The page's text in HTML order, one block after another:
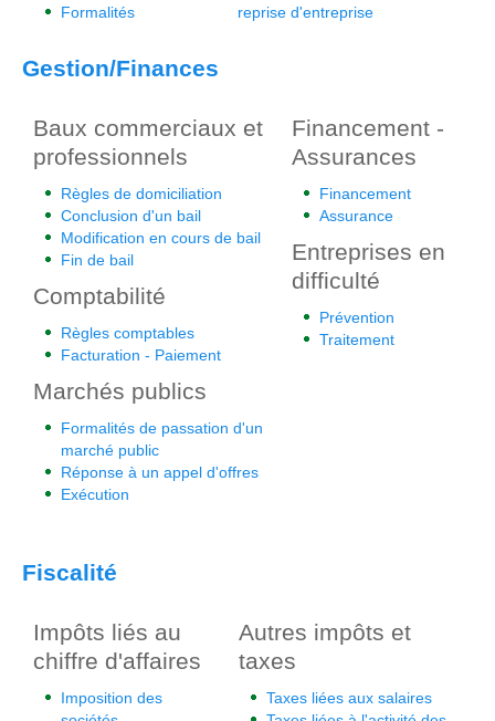
Formalités
reprise d'entreprise
Gestion/Finances
Baux commerciaux et
professionnels
Règles de domiciliation
Conclusion d'un bail
Modification en cours de bail
Fin de bail
Comptabilité
Règles comptables
Facturation - Paiement
Marchés publics
Formalités de passation d'un
marché public
Réponse à un appel d'offres
Exécution
Financement -
Assurances
Financement
Assurance
Entreprises en
difficulté
Prévention
Traitement
Fiscalité
Impôts liés au
chiffre d'affaires
Imposition des
Autres impôts et
taxes
Taxes liées aux salaires